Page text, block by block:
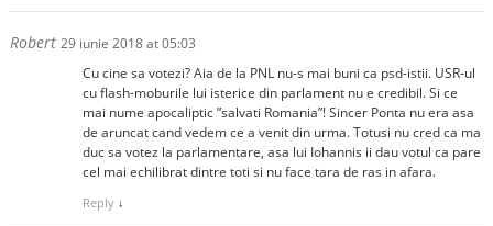
Robert 29 iunie 2018 at 05:03
Cu cine sa votezi? Aia de la PNL nu-s mai buni ca psd-istii. USR-ul
cu flash-moburile lui isterice din parlament nu e credibil. Si ce
mai nume apocaliptic ”salvati Romania”! Sincer Ponta nu era asa
de aruncat cand vedem ce a venit din urma. Totusi nu cred ca ma
duc sa votez la parlamentare, asa lui Iohannis ii dau votul ca pare
cel mai echilibrat dintre toti si nu face tara de ras in afara.
Reply ↓